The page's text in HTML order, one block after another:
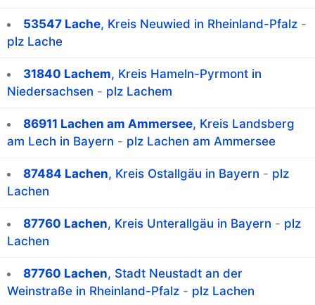
53547 Lache, Kreis Neuwied in Rheinland-Pfalz -
plz Lache
31840 Lachem, Kreis Hameln-Pyrmont in
Niedersachsen - plz Lachem
86911 Lachen am Ammersee, Kreis Landsberg
am Lech in Bayern - plz Lachen am Ammersee
87484 Lachen, Kreis Ostallgäu in Bayern - plz
Lachen
87760 Lachen, Kreis Unterallgäu in Bayern - plz
Lachen
87760 Lachen, Stadt Neustadt an der
Weinstraße in Rheinland-Pfalz - plz Lachen